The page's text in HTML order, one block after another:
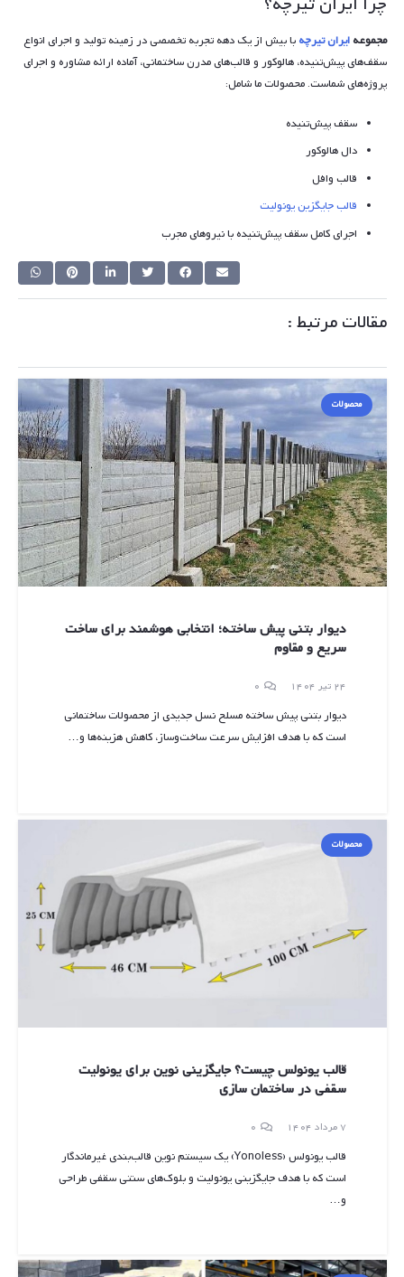
مجموعهایران تیرچه با بیش از یک دهه تجربه تخصصی در زمینه تولید و اجرای انواع
سقف‌های پیش‌تنیده، هالوکور و قالب‌های مدرن ساختمانی، آماده ارائه مشاوره و اجرای
پروژه‌های شماست. محصولات ما شامل:
سقف پیش‌تنیده
دال هالوکور
قالب وافل
قالب جایگزین یونولیت
اجرای کامل سقف پیش‌تنیده با نیروهای مجرب
مقالات مرتبط :
محصولات
دیوار بتنی پیش ساخته؛ انتخابی هوشمند برای ساخت
سریع و مقاوم
24 تیر 1404 0
دیوار بتنی پیش ساخته مسلح نسل جدیدی از محصولات ساختمانی
است که با هدف افزایش سرعت ساخت‌وساز، کاهش هزینه‌ها و…
محصولات
قالب یونولس چیست؟ جایگزینی نوین برای یونولیت
سقفی در ساختمان سازی
7 مرداد 1404 0
قالب یونولس (Yonoless) یک سیستم نوین قالب‌بندی غیرماندگار
است که با هدف جایگزینی یونولیت و بلوک‌های سنتی سقفی طراحی
و…